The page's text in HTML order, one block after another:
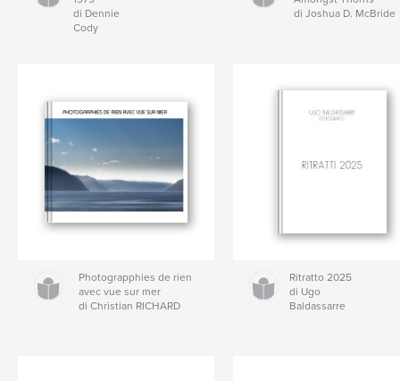
di Dennie
Cody
di Joshua D. McBride
Photograpphies de rien
avec vue sur mer
di Christian RICHARD
Ritratto 2025
di Ugo
Baldassarre